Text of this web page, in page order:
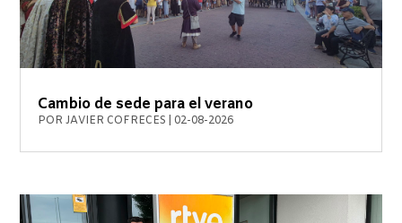
Cambio de sede para el verano
PORJAVIER COFRECES 02-08-2026